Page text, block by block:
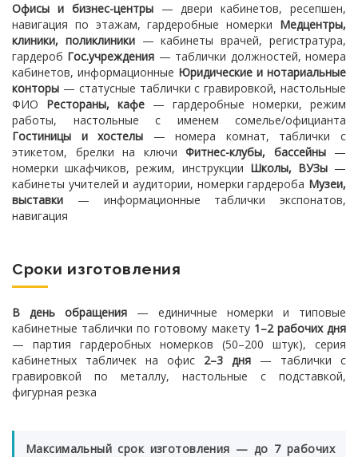
Офисы и бизнес-центры— двери кабинетов, ресепшен,
навигация по этажам, гардеробные номерки Медцентры,
клиники, поликлиники— кабинеты врачей, регистратура,
гардероб Гос.учреждения — таблички должностей, номера
кабинетов, информационные Юридические и нотариальные
конторы — статусные таблички с гравировкой, настольные
ФИО
Рестораны, кафе — гардеробные номерки, режим
работы, настольные с именем сомелье/официанта
Гостиницы и хостелы — номера комнат, таблички с
этикетом, брелки на ключи Фитнес-клубы, бассейны—
номерки шкафчиков, режим, инструкции Школы, ВУЗы—
кабинеты учителей и аудитории, номерки гардероба Музеи,
выставки — информационные таблички экспонатов,
навигация
Сроки изготовления
В день обращения — единичные номерки и типовые
кабинетные таблички по готовому макету 1–2 рабочих дня
— партия гардеробных номерков (50–200 штук), серия
кабинетных табличек на офис
2–3 дня — таблички с
гравировкой по металлу, настольные с подставкой,
фигурная резка
Максимальный срок изготовления — до 7 рабочих